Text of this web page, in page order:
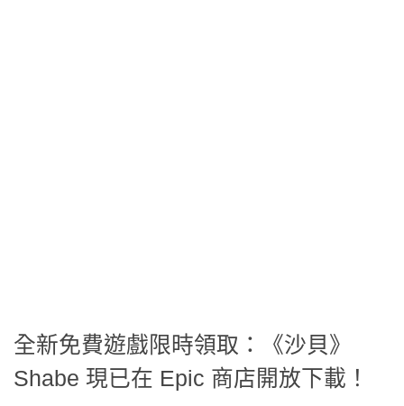
全新免費遊戲限時領取：《沙貝》
Shabe 現已在 Epic 商店開放下載！